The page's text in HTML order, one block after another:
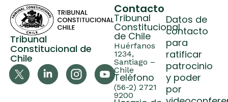
Tribunal
Constitucional de
Chile
Contacto
Tribunal
Constitucional
de Chile
Huérfanos
1234,
Santiago –
Chile
Teléfono
(56-2) 2721
9200
Datos de
contacto
para
ratificar
patrocinio
y poder
por